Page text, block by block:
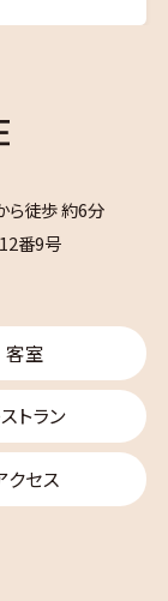
ら徒歩 約6分
番9号
客室
トラン
クセス